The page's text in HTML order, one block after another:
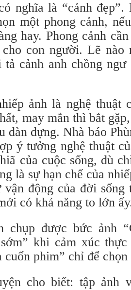
nghĩa là “cảnh
một phong cảnh,
hay. Phong cảnh
cho con người. Lẽ nào
cảnh anh chồng
ảnh là nghệ thuật
may mắn thì bắt
dàn dựng. Nhà báo
ý tưởng nghệ thuật
của cuộc sống, dù
là sự hạn chế của
vận động của đời
có khả năng to lớn
chụp được bức ảnh
khi cảm xúc
cuốn phim” chỉ để
cho biết: tập ảnh